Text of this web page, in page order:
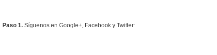
Paso 1. Síguenos en Google+, Facebook y Twitter: